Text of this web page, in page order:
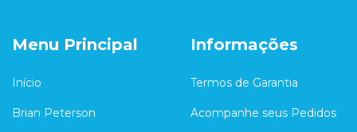
Menu Principal
Início
Brian Peterson
Informações
Termos de Garantia
Acompanhe seus Pedidos